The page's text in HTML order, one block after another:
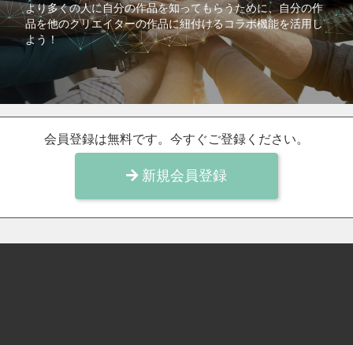
より多くの人に自分の作品を知ってもらうために、自分の作
品を他のクリエイターの作品に紐付けるコラボ機能を活用し
よう！
会員登録は無料です。今すぐご登録ください。
新規会員登録